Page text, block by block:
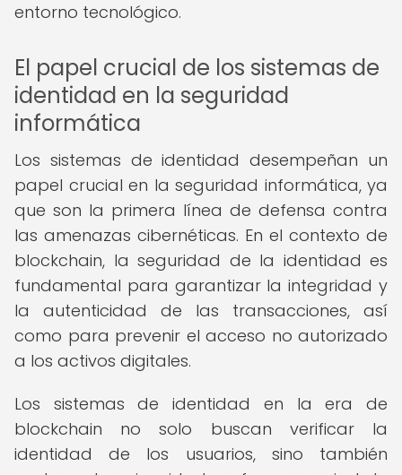
entorno tecnológico.
El papel crucial de los sistemas de
identidad en la seguridad
informática
Los sistemas de identidad desempeñan un
papel crucial en la seguridad informática, ya
que son la primera línea de defensa contra
las amenazas cibernéticas. En el contexto de
blockchain, la seguridad de la identidad es
fundamental para garantizar la integridad y
la autenticidad de las transacciones, así
como para prevenir el acceso no autorizado
a los activos digitales.
Los sistemas de identidad en la era de
blockchain no solo buscan verificar la
identidad de los usuarios, sino también